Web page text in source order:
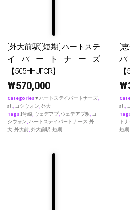
[外大前駅][短期] ハートステ
イパートナーズ
【505HHUFCR】
₩570,000
Categories♥ ハートステイパートナーズ,
all, コシウォン,外大
Tags1号線, ウェデアプ, ウェデアプ駅, コ
シウォン,ハートステイパートナース,外
大,外大前,外大前駅,短期
[
₩
all,
ト
短期